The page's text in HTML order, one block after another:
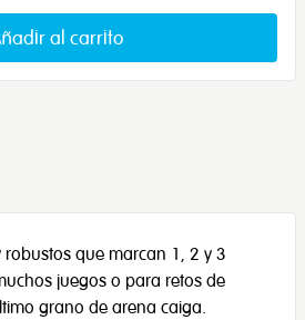
al carrito
robustos que marcan 1, 2 y 3
juegos o para retos de
grano de arena caiga.